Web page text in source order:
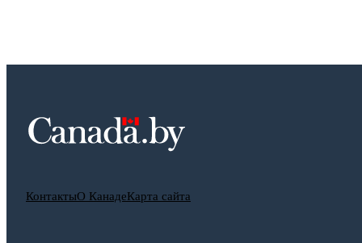
КонтактыО КанадеКарта сайта